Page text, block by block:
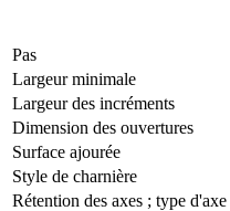
Pas
Largeur minimale
Largeur des incréments
Dimension des ouvertures
Surface ajourée
Style de charnière
Rétention des axes ; type d'axe